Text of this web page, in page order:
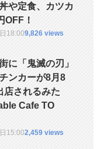
や定食、カツカ
OFF！
18:009,826 views
に「鬼滅の刃」
ンカーが8月8
店されるみた
Cafe TO
15:002,459 views